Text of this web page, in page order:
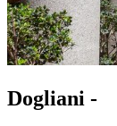
Dogliani -